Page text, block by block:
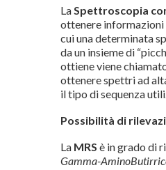
LaSpettroscopia
ottenere informazioni
cui una determinata
da un insieme di
ottiene viene
ottenere spettri ad
il tipo di sequenza
Possibilità di
La MRS è in grado di
Gamma-